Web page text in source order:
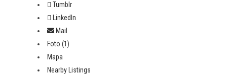
Tumblr
LinkedIn
Mail
Foto (1)
Mapa
Nearby Listings